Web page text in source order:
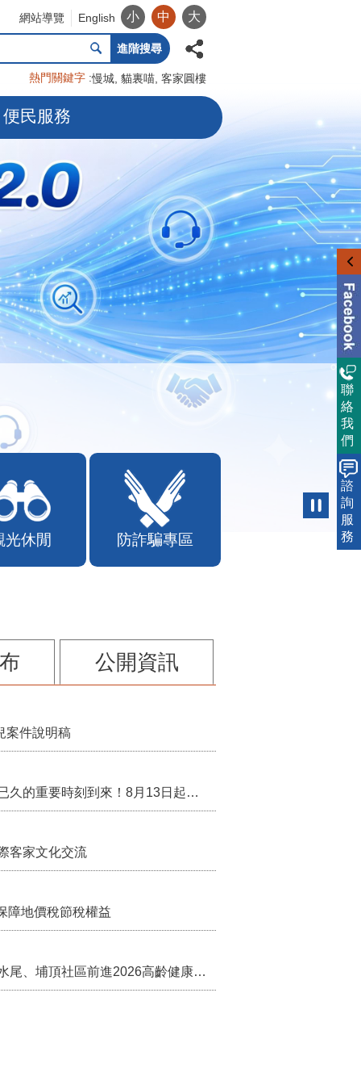
網站導覽 English 小 中 大
進階搜尋
熱門關鍵字 慢城 貓裏喵 客家圓樓
便民服務
光休閒 防詐騙專區
公開資訊
案件說明稿
行政院核定西拉雅族為平埔原住民族群 盼望已久的重要時刻到來！8月13日起受理民族成員名冊登記
客家文化交流
障地價稅節稅權益
苗栗農村綠色照顧成果登上全國舞台！ 後龍水尾、埔頂社區前進2026高齡健康產業博覽會
聯
絡
我
們
諮
詢
服
務